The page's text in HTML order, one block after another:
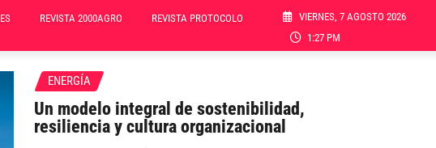
REVISTA 2000AGRO REVISTA PROTOCOLO
VIERNES, 7 AGOSTO 2026
1:27 PM
ENERGÍA
Un modelo integral de sostenibilidad,
resiliencia y cultura organizacional